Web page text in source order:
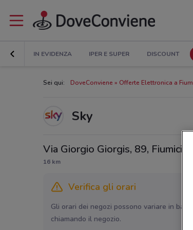
IN EVIDENZA IPER E SUPER DISCOUNT
Sei qui: DoveConviene Offerte Elettronica a
Sky
Via Giorgio Giorgis, 89, Fiumicino
16 km
Verifica gli orari
Gli orari dei negozi possono variare in
chiamando il negozio.